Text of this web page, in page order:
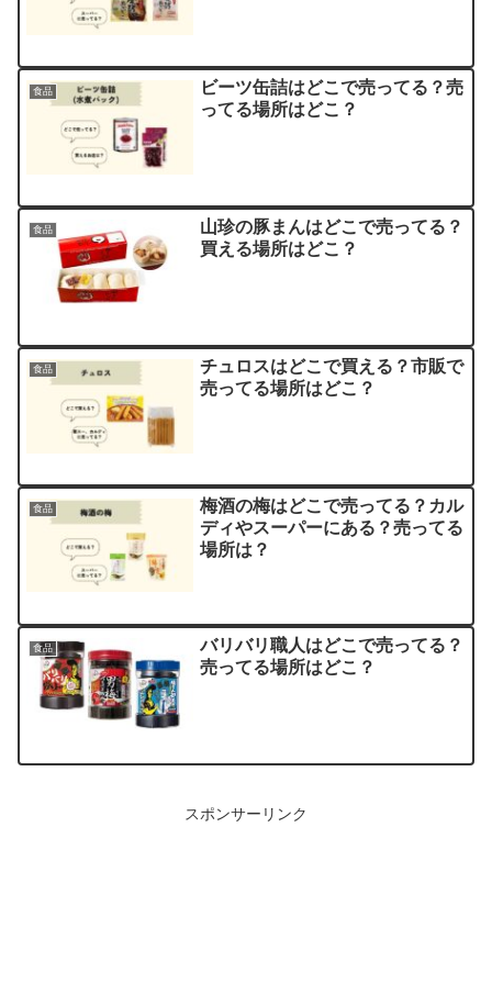
食品
ビーツ缶詰はどこで売ってる？売
ってる場所はどこ？
食品
山珍の豚まんはどこで売ってる？
買える場所はどこ？
食品
チュロスはどこで買える？市販で
売ってる場所はどこ？
食品
梅酒の梅はどこで売ってる？カル
ディやスーパーにある？売ってる
場所は？
食品
バリバリ職人はどこで売ってる？
売ってる場所はどこ？
スポンサーリンク